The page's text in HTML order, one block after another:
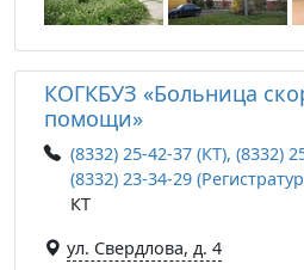
КОГКБУЗ «Больница
помощи»
(8332) 25-42-37 (КТ), (8332)
(8332) 23-34-29
КТ
ул. Свердлова, д. 4